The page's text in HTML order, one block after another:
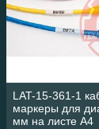
LAT-15-361-1
маркеры для
мм на листе А4